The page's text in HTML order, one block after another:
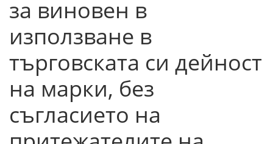
за виновен в
използване в
търговската си дейност
на марки, без
съгласието на